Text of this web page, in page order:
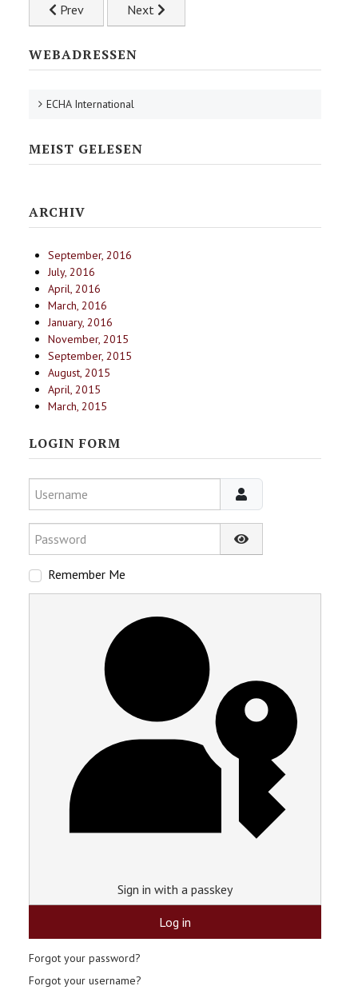
Previous article: Potential Development and Gifted
Prev Next article: Masterlehrgang
Next
WEBADRESSEN
ECHA International
MEIST GELESEN
ARCHIV
September, 2016
July, 2016
April, 2016
March, 2016
January, 2016
November, 2015
September, 2015
August, 2015
April, 2015
March, 2015
LOGIN FORM
Username
Password
Show Password
Remember Me
Sign in with a passkey
Log in
Forgot your password?
Forgot your username?